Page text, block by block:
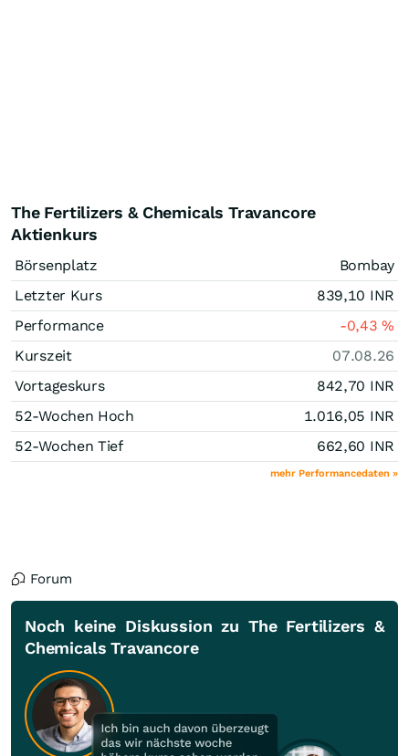
The Fertilizers & Chemicals Travancore
Aktienkurs
Börsenplatz
Bombay
Letzter Kurs
839,10 INR
Performance
-0,43%
Kurszeit
07.08.26
Vortageskurs
842,70 INR
52-Wochen Hoch
1.016,05 INR
52-Wochen Tief
662,60 INR
mehr Performancedaten »
Forum
Noch keine Diskussion zu The Fertilizers &
Chemicals Travancore